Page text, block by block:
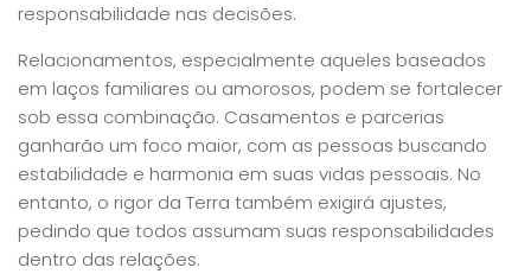
responsabilidade nas decisões.
Relacionamentos, especialmente aqueles baseados
em laços familiares ou amorosos, podem se fortalecer
sob essa combinação. Casamentos e parcerias
ganharão um foco maior, com as pessoas buscando
estabilidade e harmonia em suas vidas pessoais. No
entanto, o rigor da Terra também exigirá ajustes,
pedindo que todos assumam suas responsabilidades
dentro das relações.